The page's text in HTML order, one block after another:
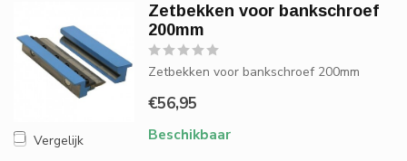
Vergelijk
Zetbekken voor bankschroef
200mm
Zetbekken voor bankschroef 200mm
€56,95
Beschikbaar